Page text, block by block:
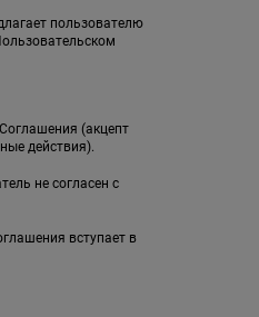
пользователю
(акцепт
действия).
не согласен с
вступает в